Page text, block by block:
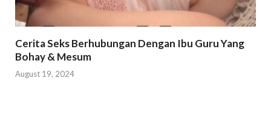
Cerita Seks Berhubungan Dengan Ibu Guru Yang
Bohay & Mesum
August 19, 2024